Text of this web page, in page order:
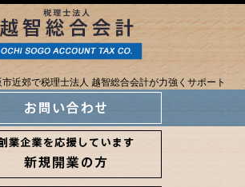
近郊で税理士法人 越智総合会計が力強くサポート